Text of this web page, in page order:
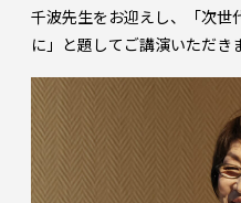
千波先生をお迎えし、「次世
に」と題してご講演いただき